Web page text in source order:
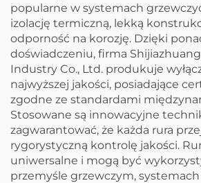
popularne w systemach
izolację termiczną, lekką
odporność na korozję. Dzięki
doświadczeniu, firma
Industry Co., Ltd. produkuje
najwyższej jakości, posiadające
zgodne ze standardami
Stosowane są innowacyjne
zagwarantować, że każda rura
rygorystyczną kontrolę jakości.
uniwersalne i mogą być
przemyśle grzewczym,